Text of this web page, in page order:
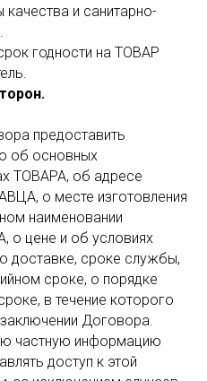
и санитарно-
годности на ТОВАР
предоставить
об основных
ТОВАРА, об адресе
о месте изготовления
наименовании
о цене и об условиях
доставке, сроке службы,
сроке, о порядке
в течение которого
Договора.
частную информацию
доступ к этой